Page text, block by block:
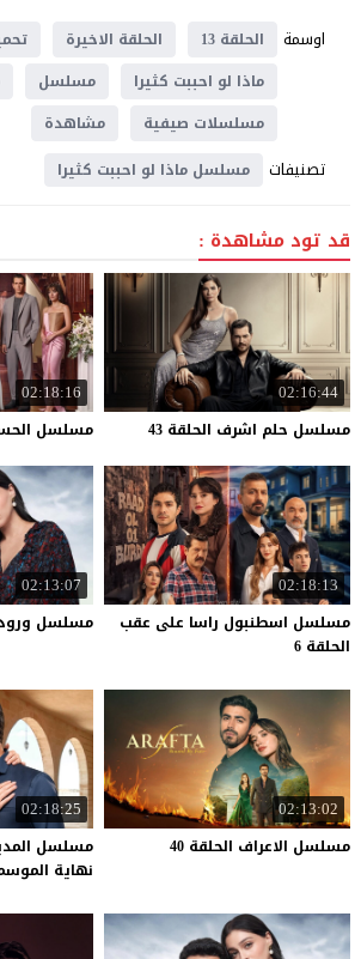
اوسمة
الحلقة 13 الحلقة الاخيرة
ماذا لو احببت كثيرا
مسلسل
مسلسلات صيفية
مشاهدة
تصنيفات مسلسل ماذا لو احببت كثيرا
قد تود مشاهدة :
02:16:44
مسلسل حلم اشرف الحلقة 43
02:18:16
مسلسل
02:18:13
مسلسل اسطنبول راسا على عقب
الحلقة 6
02:13:07
مسلسل
02:13:02
مسلسل الاعراف الحلقة 40
02:18:25
مسلسل
نهاية